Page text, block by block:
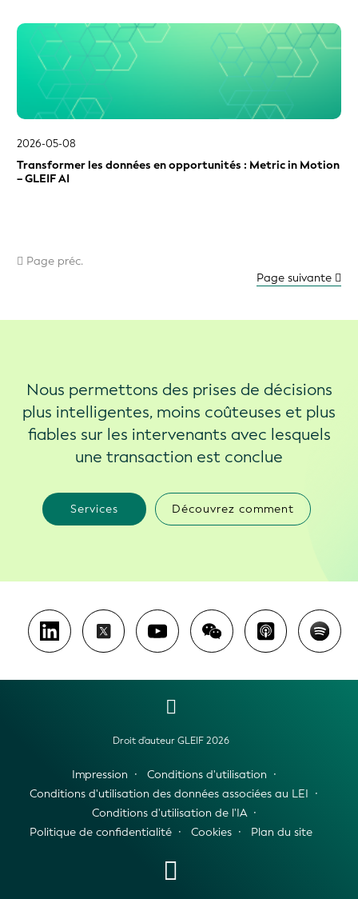
2026-05-08
Transformer les données en opportunités : Metric in Motion
– GLEIF AI
Page préc.
Page suivante
Nous permettons des prises de décisions
plus intelligentes, moins coûteuses et plus
fiables sur les intervenants avec lesquels
une transaction est conclue
Services Découvrez comment
Droit d'auteur GLEIF 2026
Impression
Conditions d'utilisation
Conditions d'utilisation des données associées au LEI
Conditions d'utilisation de l'IA
Politique de confidentialité
Cookies Plan du site